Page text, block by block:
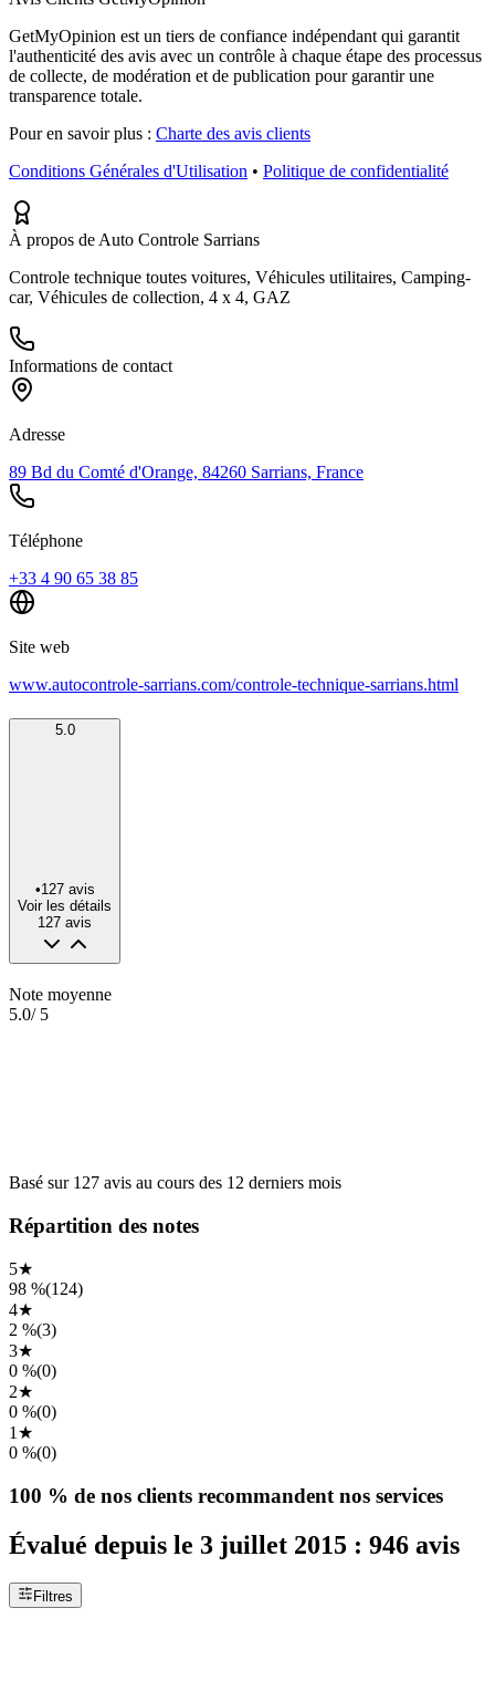
GetMyOpinion est un tiers de confiance indépendant qui garantit
l'authenticité des avis avec un contrôle à chaque étape des processus
de collecte, de modération et de publication pour garantir une
transparence totale.
Pour en savoir plus : Charte des avis clients
Conditions Générales d'Utilisation • Politique de confidentialité
À propos de Auto Controle Sarrians
Controle technique toutes voitures, Véhicules utilitaires, Camping-
car, Véhicules de collection, 4 x 4, GAZ
Informations de contact
Adresse
89 Bd du Comté d'Orange, 84260 Sarrians, France
Téléphone
+33 4 90 65 38 85
Site web
www.autocontrole-sarrians.com/controle-technique-sarrians.html
5.0
•127 avis
Voir les détails
127 avis
Note moyenne
5.0/ 5
Basé sur 127 avis au cours des 12 derniers mois
Répartition des notes
5★
98 %(124)
4★
2 %(3)
3★
0 %(0)
2★
0 %(0)
1 ★
0 %(0)
100 % de nos clients recommandent nos services
Évalué depuis le 3 juillet 2015 : 946 avis
Filtres